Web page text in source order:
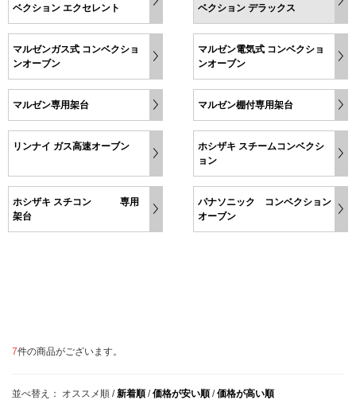
ベクション エクセレント
ベクション デラックス
マルゼンガス式 コンベクショ
ンオーブン
マルゼン電気式 コンベクショ
ンオーブン
マルゼン専用架台 マルゼン棚付専用架台
リンナイ ガス高速オーブン
ホシザキ スチームコンベクシ
ョン
ホシザキ スチコン 専用
架台
パナソニック コンベクション
オーブン
7件の商品がございます。
並べ替え： オススメ順 /新着順 /価格が安い順 /価格が高い順